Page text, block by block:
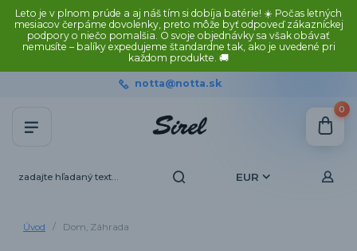
Leto je v plnom prúde a aj náš tím si dobíja batérie! ☀️ Počas letných
mesiacov čerpáme dovolenky, preto môže byť odpoveď zákazníckej
podpory o niečo pomalšia. O svoje objednávky sa však obávať
nemusíte – balíky expedujeme štandardne tak, ako je uvedené pri
každom produkte. 🚚
EUR
notta@notta.sk
0
Úvod Dom, Záhrada